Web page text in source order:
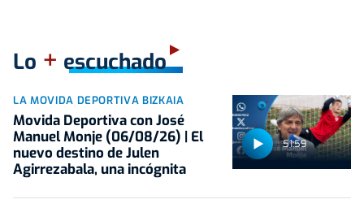
Lo + escuchado
51:59
LA MOVIDA DEPORTIVA BIZKAIA
Movida Deportiva con José
Manuel Monje (06/08/26) | El
nuevo destino de Julen
Agirrezabala, una incógnita